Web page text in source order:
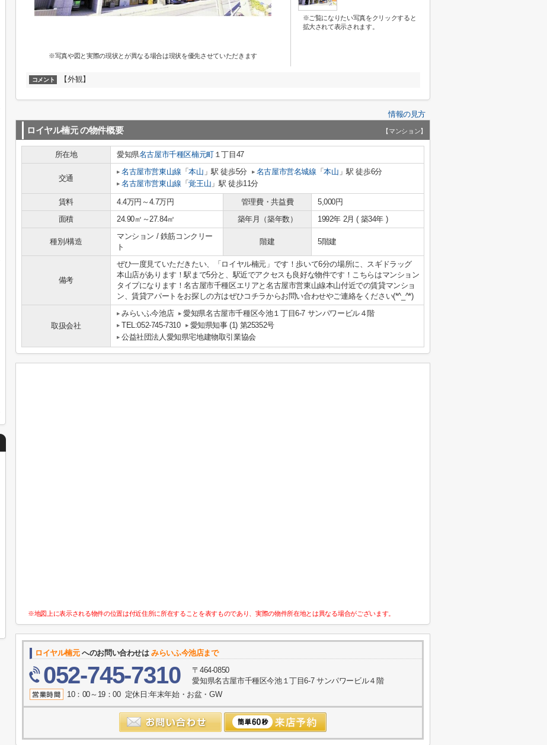
※写真や図と実際の現状とが異なる場合は現状を優先させていただきます
※ご覧になりたい写真をクリックすると
拡大されて表示されます。
コメント 【外観】
情報の見方
ロイヤル楠元 の物件概要 【マンション】
所在地 愛知県名古屋市千種区楠元町１丁目47
交通
名古屋市営東山線 「本山 」駅 徒歩5分 名古屋市営名城線 「本山 」駅 徒歩6分
名古屋市営東山線 「覚王山 」駅 徒歩11分
賃料 4.4万円～4.7万円 管理費・共益費
5,000円
面積
24.90㎡～27.84㎡ 築年月（築年数） 1992年 2月 ( 築34年 )
種別/構造
マンション / 鉄筋コンクリー
ト
階建 5階建
備考
ぜひ一度見ていただきたい、「ロイヤル楠元」です！歩いて6分の場所に、スギドラッグ
本山店があります！駅まで5分と、駅近でアクセスも良好な物件です！こちらはマンション
タイプになります！名古屋市千種区エリアと名古屋市営東山線本山付近での賃貸マンショ
ン、賃貸アパートをお探しの方はぜひコチラからお問い合わせやご連絡をください(*^_^*)
取扱会社
みらいふ今池店
愛知県名古屋市千種区今池１丁目6-7 サンパワービル４階
TEL:052-745-7310
愛知県知事 (1) 第25352号
公益社団法人愛知県宅地建物取引業協会
※地図上に表示される物件の位置は付近住所に所在することを表すものであり、実際の物件所在地とは異なる場合がございます。
ロイヤル楠元へのお問い合わせはみらいふ今池店まで
052-745-7310
〒464-0850
愛知県名古屋市千種区今池１丁目6-7 サンパワービル４階
10：00～19：00 定休日:年末年始・お盆・GW